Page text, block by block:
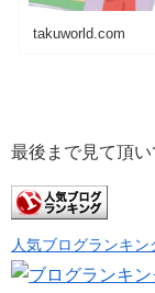
takuworld.com
最後まで見て頂い
人気ブログランキン